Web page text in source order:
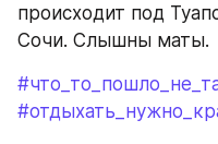
происходит под
Сочи. Слышны маты.